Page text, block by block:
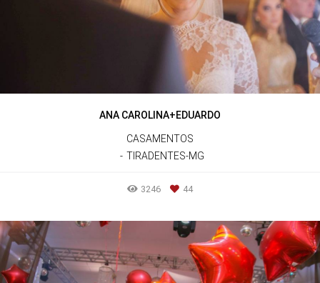
ANA CAROLINA+EDUARDO
CASAMENTOS
TIRADENTES-MG
3246 44